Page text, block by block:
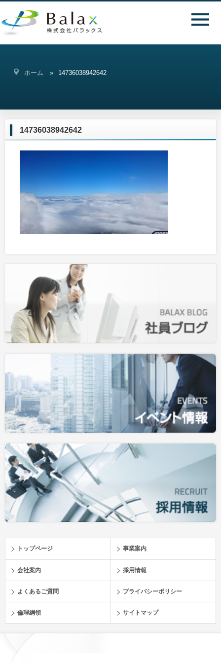
ホーム 14736038942642
14736038942642
トップページ 事業案内
会社案内 採用情報
よくあるご質問 プライバシーポリシー
倫理綱領 サイトマップ